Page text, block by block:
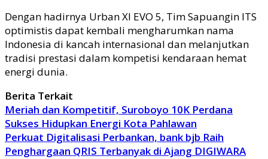
Dengan hadirnya Urban XI EVO 5, Tim Sapuangin ITS
optimistis dapat kembali mengharumkan nama
Indonesia di kancah internasional dan melanjutkan
tradisi prestasi dalam kompetisi kendaraan hemat
energi dunia.
Berita Terkait
Meriah dan Kompetitif, Suroboyo 10K Perdana
Sukses Hidupkan Energi Kota Pahlawan
Perkuat Digitalisasi Perbankan, bank bjb Raih
Penghargaan QRIS Terbanyak di Ajang DIGIWARA